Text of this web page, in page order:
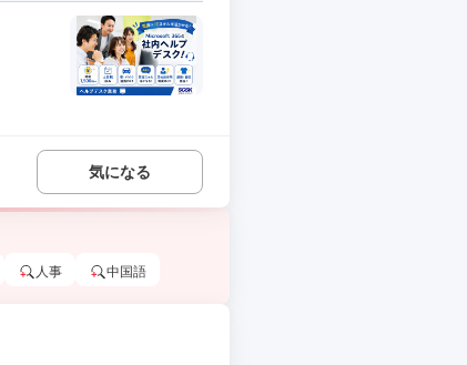
気になる
人事 中国語